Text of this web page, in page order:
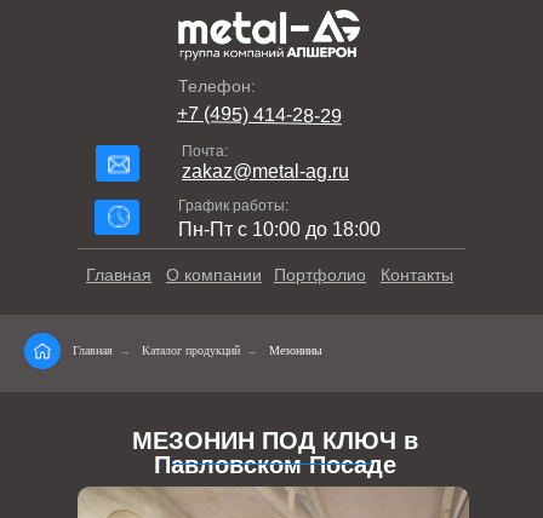
Телефон:
+7 (495) 414-28-29
Почта:
zakaz@metal-ag.ru
График работы:
Пн-Пт с 10:00 до 18:00
Контакты
Портфолио
О компании
Главная
Главная → Каталог продукций → Мезонины
МЕЗОНИН ПОД КЛЮЧ в
Павловском Посаде